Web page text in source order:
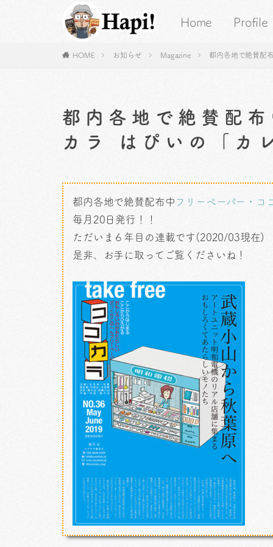
Home Profile
HOME お知らせ Magazine 都内各地で絶賛配
都内各地で絶賛配
カラ はぴいの「カ
都内各地で絶賛配布中 フリーペーパー・コ
毎月20日発行！！
ただいま６年目の連載です(2020/03現在)
是非、お手に取ってご覧くださいね！